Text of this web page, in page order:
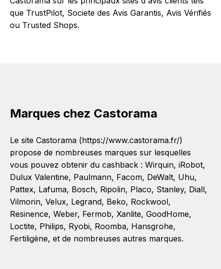
que TrustPilot, Societe des Avis Garantis, Avis Vérifiés
ou Trusted Shops.
Marques chez Castorama
Le site Castorama (https://www.castorama.fr/)
propose de nombreuses marques sur lesquelles
vous pouvez obtenir du cashback : Wirquin, iRobot,
Dulux Valentine, Paulmann, Facom, DeWalt, Uhu,
Pattex, Lafuma, Bosch, Ripolin, Placo, Stanley, Diall,
Vilmorin, Velux, Legrand, Beko, Rockwool,
Resinence, Weber, Fermob, Xanlite, GoodHome,
Loctite, Philips, Ryobi, Roomba, Hansgrohe,
Fertiligène, et de nombreuses autres marques.